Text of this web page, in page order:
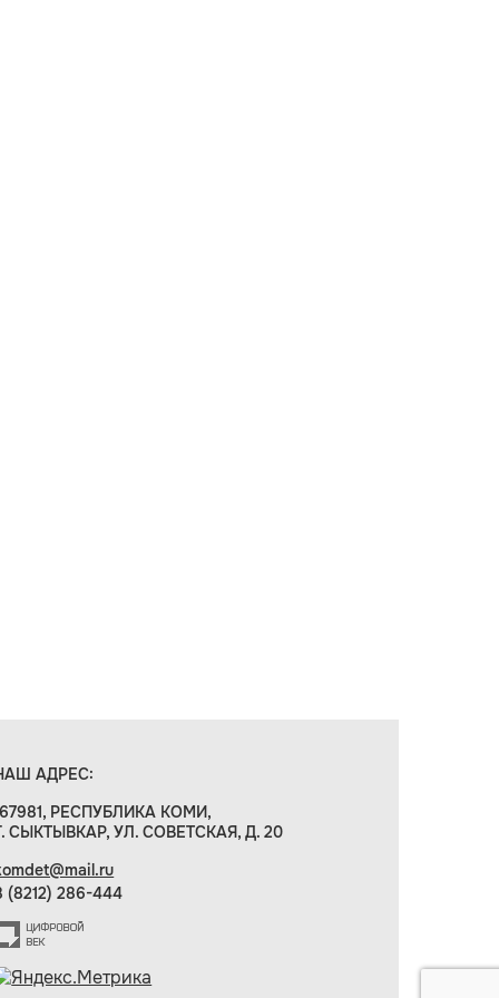
АДРЕС:
РЕСПУБЛИКА КОМИ,
СЫКТЫВКАР, УЛ. СОВЕТСКАЯ, Д. 20
(8212) 286-444